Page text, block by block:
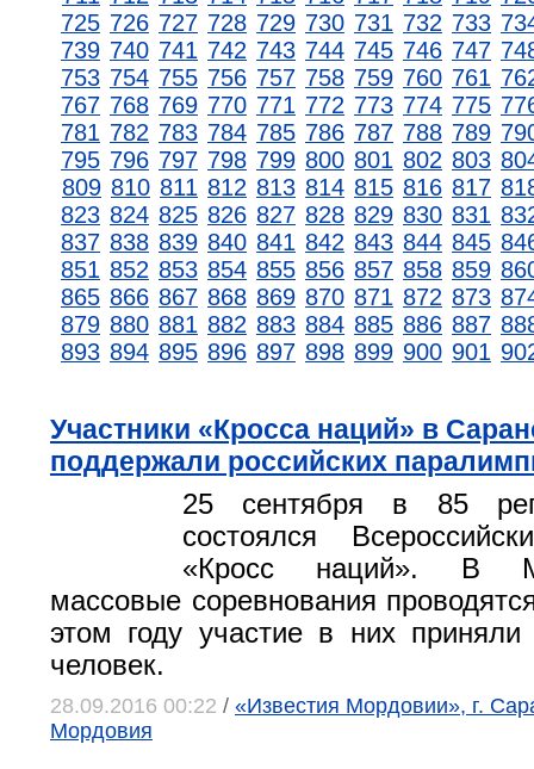
725 726 727 728 729 730 731 732 733
739 740 741 742 743 744 745 746 747
753 754 755 756 757 758 759 760 761
767 768 769 770 771 772 773 774 775
781 782 783 784 785 786 787 788 789
795 796 797 798 799 800 801 802 803
809 810 811 812 813 814 815 816 817
823 824 825 826 827 828 829 830 831
837 838 839 840 841 842 843 844 845
851 852 853 854 855 856 857 858 859
865 866 867 868 869 870 871 872 873
879 880 881 882 883 884 885 886 887
893 894 895 896 897 898 899 900 901
Участники «Кросса наций» в
поддержали российских
25 сентября в 85
состоялся
«Кросс наций». В
массовые соревнования
этом году участие в них
человек.
28.09.2016 00:22 / «Известия Мордовии», г.
Мордовия